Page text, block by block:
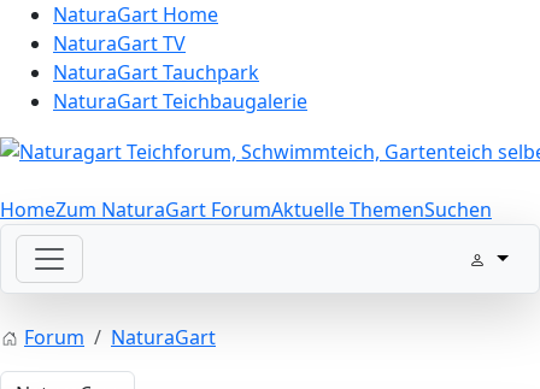
NaturaGart Home
NaturaGart TV
NaturaGart Tauchpark
NaturaGart Teichbaugalerie
HomeZum NaturaGart ForumAktuelle ThemenSuchen
Forum NaturaGart